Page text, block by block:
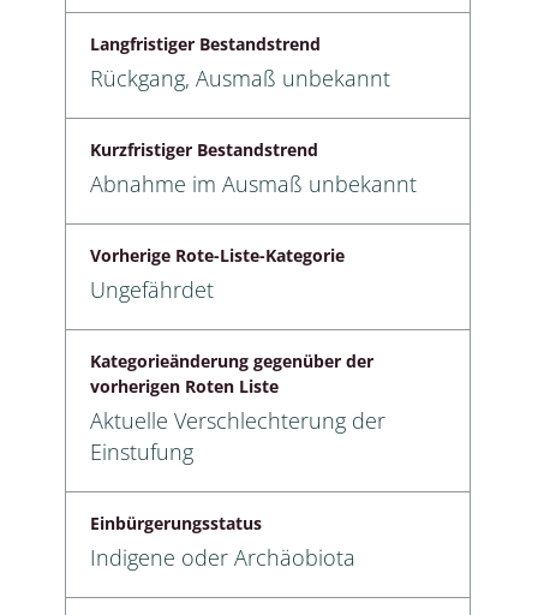
Langfristiger Bestandstrend
Rückgang, Ausmaß unbekannt
Kurzfristiger Bestandstrend
Abnahme im Ausmaß unbekannt
Vorherige Rote-Liste-Kategorie
Ungefährdet
Kategorieänderung gegenüber der
vorherigen Roten Liste
Aktuelle Verschlechterung der
Einstufung
Einbürgerungsstatus
Indigene oder Archäobiota